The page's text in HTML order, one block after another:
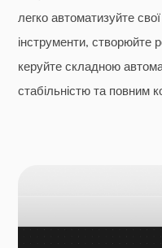
легко автоматизуйте
інструменти, створюйте
керуйте складною
стабільністю та повним